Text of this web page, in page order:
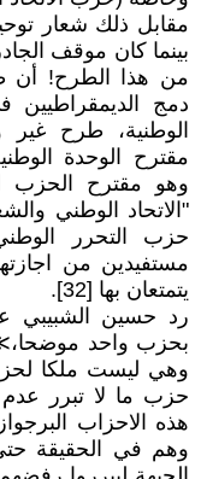
مقابل ذلك شعار
بينما كان موقف
من هذا الطرح! أن
دمج
الوطنية، طرح
مقترح الوحدة
وهو مقترح الحزب
"الاتحاد الوطني
حزب التحرر
مستفيدين من
يتمتعان بها [32].
رد حسين الشبيبي
بحزب واحد موضحا،≫
وهي ليست ملكا
حزب ما لا تبرر
هذه الاحزاب
وهم في الحقيقة